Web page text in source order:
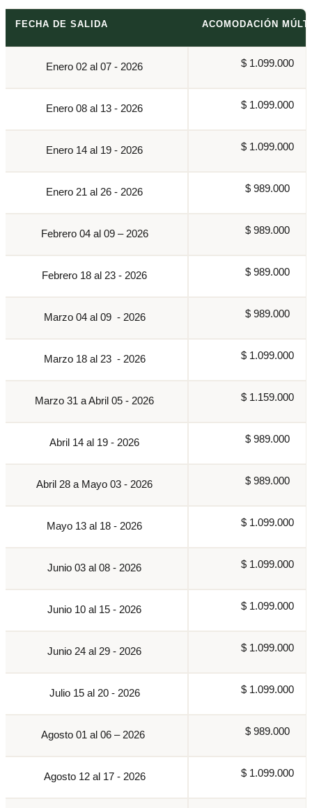
FECHA DE SALIDA ACOMODACIÓN
Enero 02 al 07 - 2026 $ 1.099.000
Enero 08 al 13 - 2026 $ 1.099.000
Enero 14 al 19 - 2026 $ 1.099.000
Enero 21 al 26 - 2026 $ 989.000
Febrero 04 al 09 – 2026 $ 989.000
Febrero 18 al 23 - 2026 $ 989.000
Marzo 04 al 09 - 2026 $ 989.000
Marzo 18 al 23 - 2026 $ 1.099.000
Marzo 31 a Abril 05 - 2026 $ 1.159.000
Abril 14 al 19 - 2026 $ 989.000
Abril 28 a Mayo 03 - 2026 $ 989.000
Mayo 13 al 18 - 2026 $ 1.099.000
Junio 03 al 08 - 2026 $ 1.099.000
Junio 10 al 15 - 2026 $ 1.099.000
Junio 24 al 29 - 2026 $ 1.099.000
Julio 15 al 20 - 2026 $ 1.099.000
Agosto 01 al 06 – 2026 $ 989.000
Agosto 12 al 17 - 2026 $ 1.099.000